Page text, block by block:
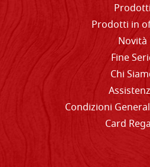
Prodotti
Prodotti in
Novità
Fine
Chi
Condizioni
Card